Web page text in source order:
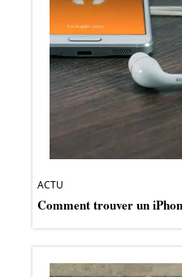
ACTU
Comment trouver un